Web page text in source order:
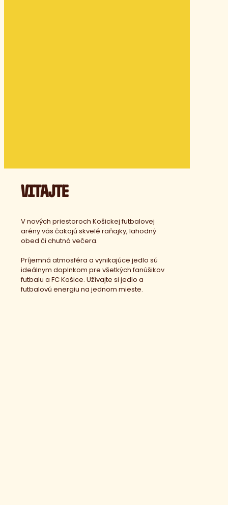
VITAJTE
V nových priestoroch Košickej futbalovej
arény vás čakajú skvelé raňajky, lahodný
obed či chutná večera.
Príjemná atmosféra a vynikajúce jedlo sú
ideálnym doplnkom pre všetkých fanúšikov
futbalu a FC Košice. Užívajte si jedlo a
futbalovú energiu na jednom mieste.